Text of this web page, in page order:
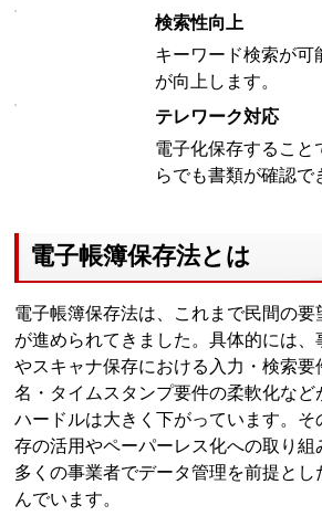
検索性向上
キーワード検索が可
が向上します。
テレワーク対応
電子化保存すること
らでも書類が確認で
電子帳簿保存法とは
電子帳簿保存法は、これまで民間の要
が進められてきました。具体的には、
やスキャナ保存における入力・検索要
名・タイムスタンプ要件の柔軟化な
ハードルは大きく下がっています。そ
存の活用やペーパーレス化への取り組
多くの事業者でデータ管理を前提とし
んでいます。